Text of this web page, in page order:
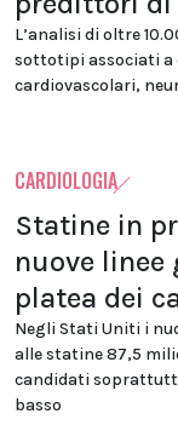
L’analisi di oltre
sottotipi associati
cardiovascolari,
CARDIOLOGIA
Statine in
nuove linee
platea dei
Negli Stati Uniti i
alle statine 87,5
candidati
basso